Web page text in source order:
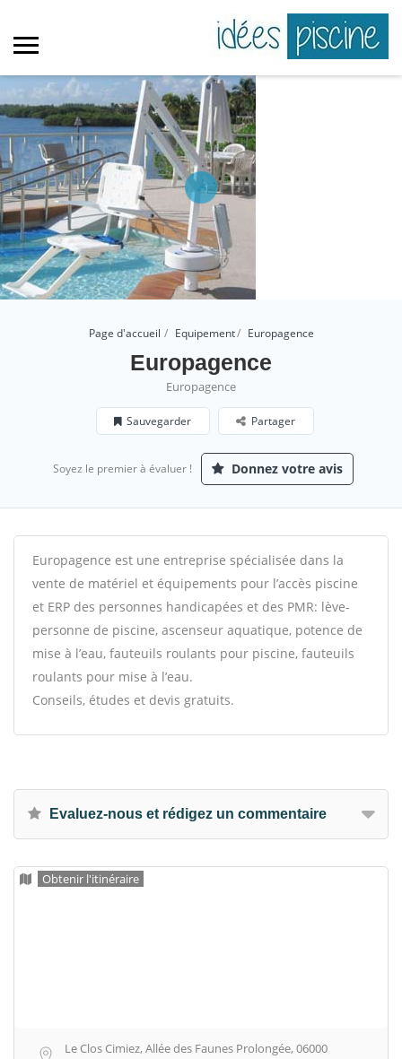
Page d'accueil Equipement Europagence
Europagence
Europagence
Sauvegarder Partager
Soyez le premier à évaluer ! Donnez votre avis
Europagence est une entreprise spécialisée dans la
vente de matériel et équipements pour l’accès piscine
et ERP des personnes handicapées et des PMR: lève-
personne de piscine, ascenseur aquatique, potence de
mise à l’eau, fauteuils roulants pour piscine, fauteuils
roulants pour mise à l’eau.
Conseils, études et devis gratuits.
Evaluez-nous et rédigez un commentaire
Obtenir l'itinéraire
Le Clos Cimiez, Allée des Faunes Prolongée, 06000